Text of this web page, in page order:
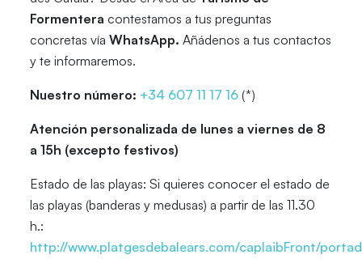
Formentera contestamos a tus preguntas
concretas víaWhatsApp. Añádenos a tus contactos
y te informaremos.
Nuestro número: +34 607 11 17 16 (*)
Atención personalizada de lunes a viernes de 8
a 15h (excepto festivos)
Estado de las playas: Si quieres conocer el estado de
las playas (banderas y medusas) a partir de las 11.30
h.:
http://www.platgesdebalears.com/caplaibFront/